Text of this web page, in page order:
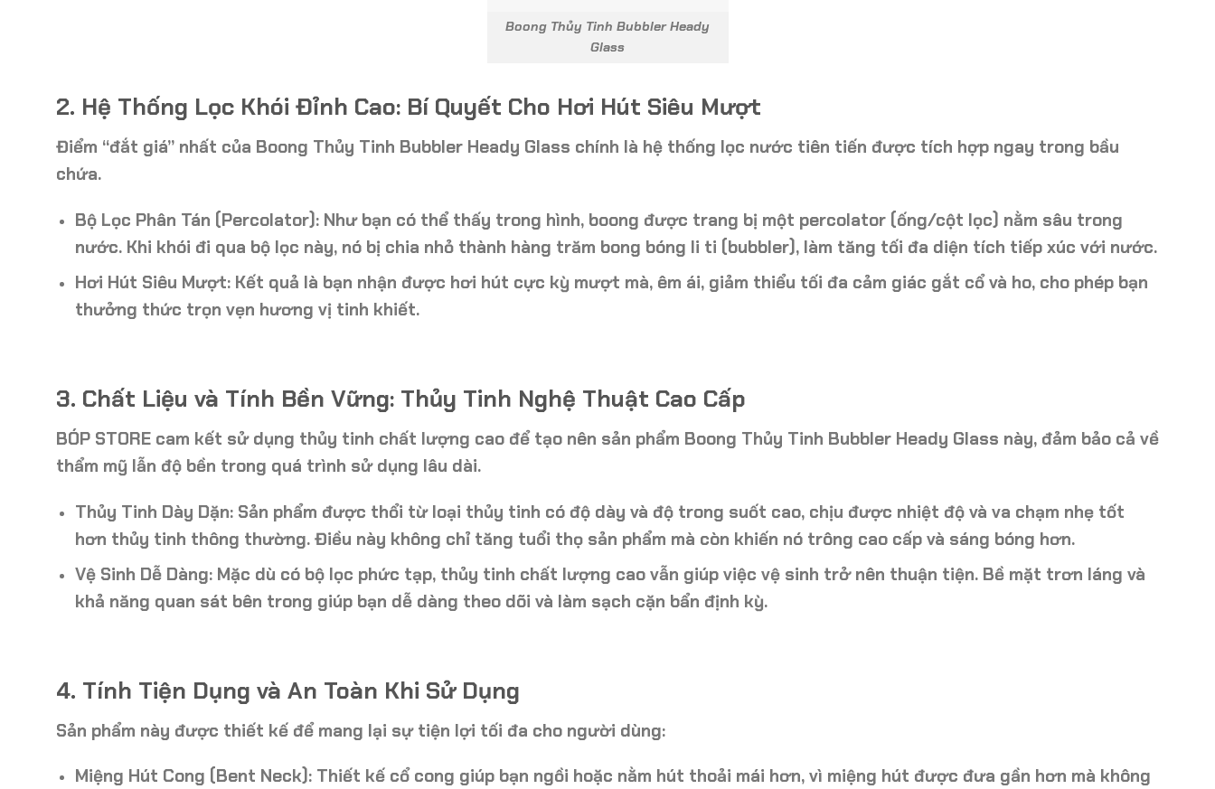
Boong Thủy Tinh Bubbler Heady
Glass
2. Hệ Thống Lọc Khói Đỉnh Cao: Bí Quyết Cho Hơi Hút Siêu Mượt
Điểm “đắt giá” nhất của Boong Thủy Tinh Bubbler Heady Glass chính là hệ thống lọc nước tiên tiến được tích hợp ngay trong bầu
chứa.
Bộ Lọc Phân Tán (Percolator):Như bạn có thể thấy trong hình, boong được trang bị một percolator (ống/cột lọc) nằm sâu trong
nước. Khi khói đi qua bộ lọc này, nó bị chia nhỏ thành hàng trăm bong bóng li ti (bubbler), làm tăng tối đa diện tích tiếp xúc với nước.
Hơi Hút Siêu Mượt:Kết quả là bạn nhận được hơi hút cực kỳ mượt mà, êm ái, giảm thiểu tối đa cảm giác gắt cổ và ho, cho phép bạn
thưởng thức trọn vẹn hương vị tinh khiết.
3. Chất Liệu và Tính Bền Vững: Thủy Tinh Nghệ Thuật Cao Cấp
BÓP STORE cam kết sử dụng thủy tinh chất lượng cao để tạo nên sản phẩm Boong Thủy Tinh Bubbler Heady Glass này, đảm bảo cả về
thẩm mỹ lẫn độ bền trong quá trình sử dụng lâu dài.
Thủy Tinh Dày Dặn:Sản phẩm được thổi từ loại thủy tinh có độ dày và độ trong suốt cao, chịu được nhiệt độ và va chạm nhẹ tốt
hơn thủy tinh thông thường. Điều này không chỉ tăng tuổi thọ sản phẩm mà còn khiến nó trông cao cấp và sáng bóng hơn.
Vệ Sinh Dễ Dàng:Mặc dù có bộ lọc phức tạp, thủy tinh chất lượng cao vẫn giúp việc vệ sinh trở nên thuận tiện. Bề mặt trơn láng và
khả năng quan sát bên trong giúp bạn dễ dàng theo dõi và làm sạch cặn bẩn định kỳ.
4. Tính Tiện Dụng và An Toàn Khi Sử Dụng
Sản phẩm này được thiết kế để mang lại sự tiện lợi tối đa cho người dùng:
Miệng Hút Cong (Bent Neck):Thiết kế cổ cong giúp bạn ngồi hoặc nằm hút thoải mái hơn, vì miệng hút được đưa gần hơn mà không